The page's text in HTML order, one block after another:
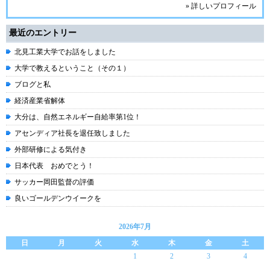
» 詳しいプロフィール
最近のエントリー
北見工業大学でお話をしました
大学で教えるということ（その１）
ブログと私
経済産業省解体
大分は、自然エネルギー自給率第1位！
アセンディア社長を退任致しました
外部研修による気付き
日本代表 おめでとう！
サッカー岡田監督の評価
良いゴールデンウイークを
2026年7月
日
月 火 水 木 金
土
1
2 3
4